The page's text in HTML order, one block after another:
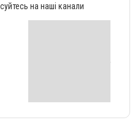
на наші канали